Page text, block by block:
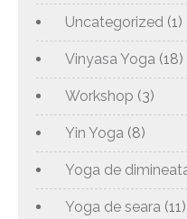
Uncategorized (1)
Vinyasa Yoga (18)
Workshop (3)
Yin Yoga (8)
Yoga de
Yoga de seara (11)